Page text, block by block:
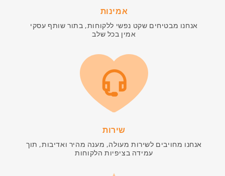
אמינות
אנחנו מבטיחים שקט נפשי ללקוחות, בתור שותף עסקי
אמין בכל שלב
שירות
אנחנו מחויבים לשירות מעולה, מענה מהיר ואדיבות, תוך
עמידה בציפיות הלקוחות